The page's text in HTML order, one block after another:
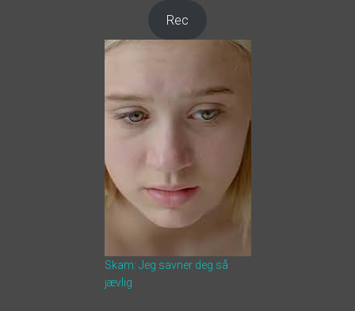
Rec
Skam: Jeg savner deg så
jævlig